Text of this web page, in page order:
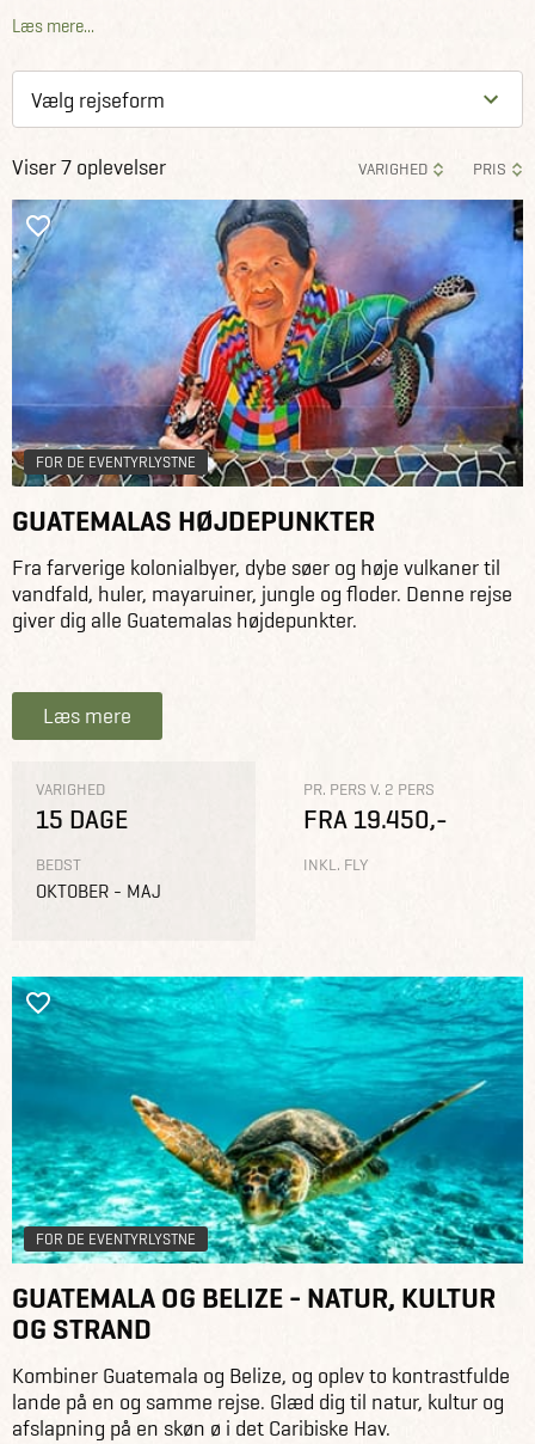
rejseeksperter har sammensat, eller kontakt os allerede i
Læs mere...
VARIGHED PRIS
Viser 7 oplevelser
FOR DE EVENTYRLYSTNE
GUATEMALAS HØJDEPUNKTER
Fra farverige kolonialbyer, dybe søer og høje vulkaner til
vandfald, huler, mayaruiner, jungle og floder. Denne rejse
giver dig alle Guatemalas højdepunkter.
Læs mere
VARIGHED
15 DAGE
BEDST
OKTOBER - MAJ
PR. PERS V. 2 PERS
FRA 19.450,-
INKL. FLY
FOR DE EVENTYRLYSTNE
GUATEMALA OG BELIZE - NATUR, KULTUR
OG STRAND
Kombiner Guatemala og Belize, og oplev to kontrastfulde
lande på en og samme rejse. Glæd dig til natur, kultur og
afslapning på en skøn ø i det Caribiske Hav.